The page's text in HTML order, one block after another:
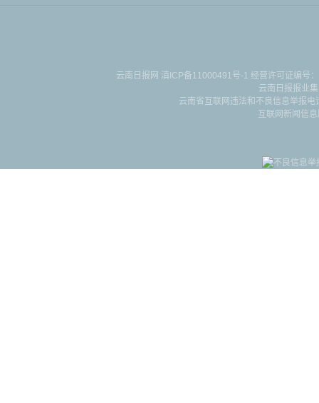
云南日报网 滇ICP备11000491号-1 经营许可证编号
云南日报报业
云南省互联网违法和不良信息举报
互联网新闻信